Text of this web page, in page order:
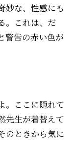
妙な、性感にも
。これは、だ
警告の赤い色が
。ここに隠れて
先生が着替えて
のときから気に